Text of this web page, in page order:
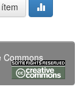
Commons